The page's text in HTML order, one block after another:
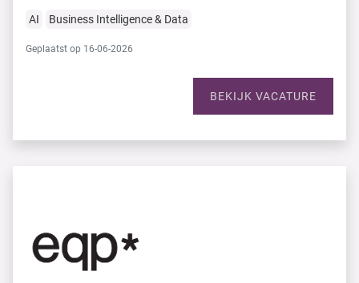
AI Business Intelligence & Data
Geplaatst op 16-06-2026
BEKIJK VACATURE